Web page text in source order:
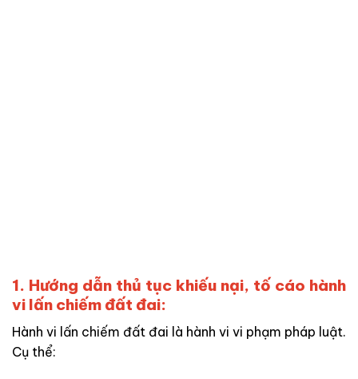
1. Hướng dẫn thủ tục khiếu nại, tố cáo hành
vi lấn chiếm đất đai:
Hành vi lấn chiếm đất đai là hành vi vi phạm pháp luật.
Cụ thể: